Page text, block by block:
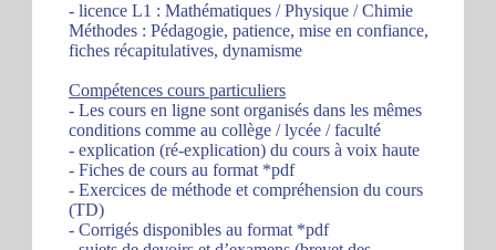
- licence L1 : Mathématiques / Physique / Chimie
Méthodes : Pédagogie, patience, mise en confiance,
fiches récapitulatives, dynamisme
Compétences cours particuliers
- Les cours en ligne sont organisés dans les mêmes
conditions comme au collège / lycée / faculté
- explication (ré-explication) du cours à voix haute
- Fiches de cours au format *pdf
- Exercices de méthode et compréhension du cours
(TD)
- Corrigés disponibles au format *pdf